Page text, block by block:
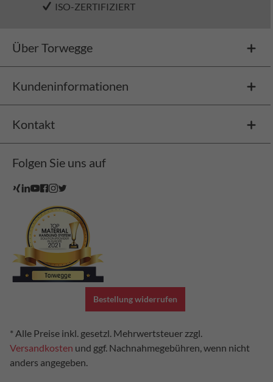
ISO-ZERTIFIZIERT
Über Torwegge
Kundeninformationen
Kontakt
Folgen Sie uns auf
Bestellung widerrufen
* Alle Preise inkl. gesetzl. Mehrwertsteuer zzgl.
Versandkosten und ggf. Nachnahmegebühren, wenn nicht
anders angegeben.